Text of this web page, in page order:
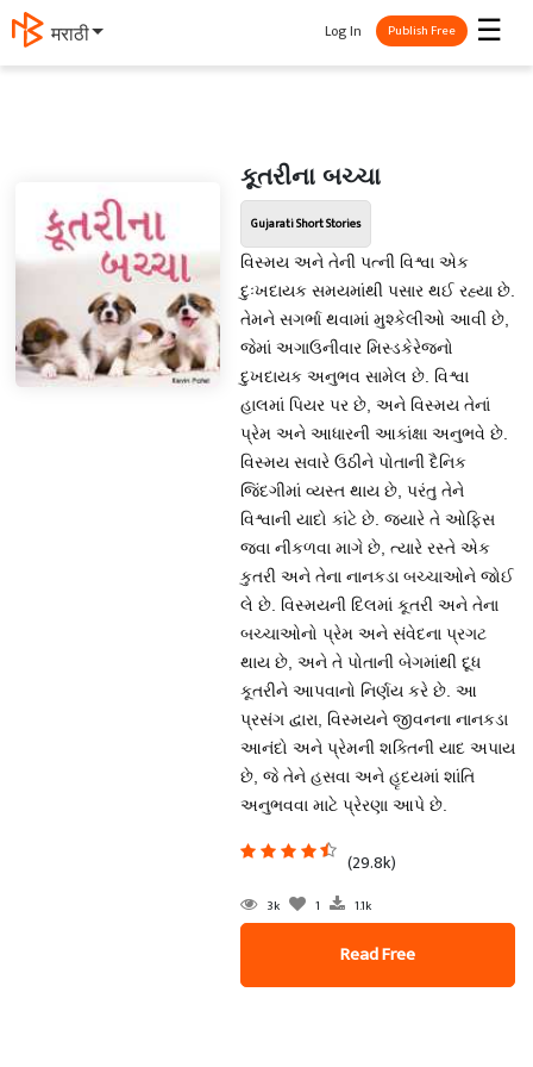
मराठी ☰
Log In Publish Free
કૂતરીના બચ્ચા
Gujarati Short Stories
વિસ્મય અને તેની પત્ની વિશ્વા એક
દુઃખદાયક સમયમાંથી પસાર થઈ રહ્યા છે.
તેમને સગર્ભા થવામાં મુશ્કેલીઓ આવી છે,
જેમાં અગાઉનીવાર મિસ્ડકેરેજનો
દુખદાયક અનુભવ સામેલ છે. વિશ્વા
હાલમાં પિયર પર છે, અને વિસ્મય તેનાં
પ્રેમ અને આધારની આકાંક્ષા અનુભવે છે.
વિસ્મય સવારે ઉઠીને પોતાની દૈનિક
જિંદગીમાં વ્યસ્ત થાય છે, પરંતુ તેને
વિશ્વાની યાદો કાંટે છે. જ્યારે તે ઓફિસ
જવા નીકળવા માગે છે, ત્યારે રસ્તે એક
કુતરી અને તેના નાનકડા બચ્ચાઓને જોઈ
લે છે. વિસ્મયની દિલમાં કૂતરી અને તેના
બચ્ચાઓનો પ્રેમ અને સંવેદના પ્રગટ
થાય છે, અને તે પોતાની બેગમાંથી દૂધ
કૂતરીને આપવાનો નિર્ણય કરે છે. આ
પ્રસંગ દ્વારા, વિસ્મયને જીવનના નાનકડા
આનંદો અને પ્રેમની શક્તિની યાદ અપાય
છે, જે તેને હસવા અને હૃદયમાં શાંતિ
અનુભવવા માટે પ્રેરણા આપે છે.
(29.8k)
3k 1 1.1k
Read Free